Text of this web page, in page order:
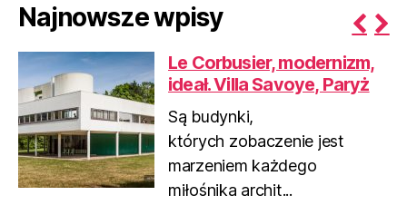
Najnowsze wpisy
r
e
Le Corbusier, modernizm,
ideał. Villa Savoye, Paryż
Są budynki,
których zobaczenie jest
marzeniem każdego
miłośnika archit...